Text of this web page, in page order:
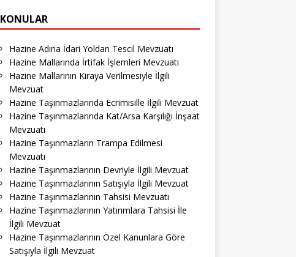
KONULAR
Hazine Adına İdari Yoldan Tescil Mevzuatı
Hazine Mallarında İrtifak İşlemleri Mevzuatı
Hazine Mallarının Kiraya Verilmesiyle İlgili
Mevzuat
Hazine Taşınmazlarında Ecrimisille İlgili Mevzuat
Hazine Taşınmazlarında Kat/Arsa Karşılığı İnşaat
Mevzuatı
Hazine Taşınmazların Trampa Edilmesi
Mevzuatı
Hazine Taşınmazlarının Devriyle İlgili Mevzuat
Hazine Taşınmazlarının Satışıyla İlgili Mevzuat
Hazine Taşınmazlarının Tahsisi Mevzuatı
Hazine Taşınmazlarının Yatırımlara Tahsisi İle
İlgili Mevzuat
Hazine Taşınmazlarının Özel Kanunlara Göre
Satışıyla İlgili Mevzuat